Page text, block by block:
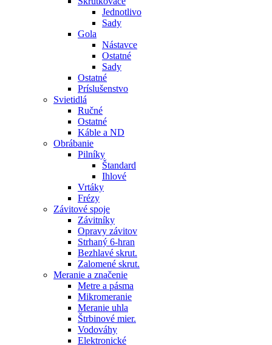
Jednotlivo
Sady
Gola
Nástavce
Ostatné
Sady
Ostatné
Príslušenstvo
Svietidlá
Ručné
Ostatné
Káble a ND
Obrábanie
Pilníky
Štandard
Ihlové
Vrtáky
Frézy
Závitové spoje
Závitníky
Opravy závitov
Strhaný 6-hran
Bezhlavé skrut.
Zalomené skrut.
Meranie a značenie
Metre a pásma
Mikromeranie
Meranie uhla
Štrbinové mier.
Vodováhy
Elektronické